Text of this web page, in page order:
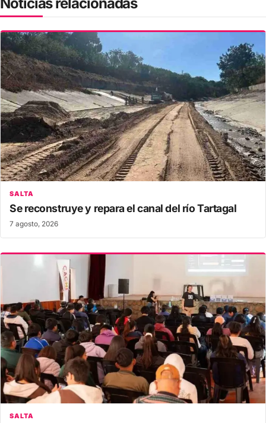
SALTA
Se reconstruye y repara el canal del río Tartagal
7 agosto, 2026
SALTA